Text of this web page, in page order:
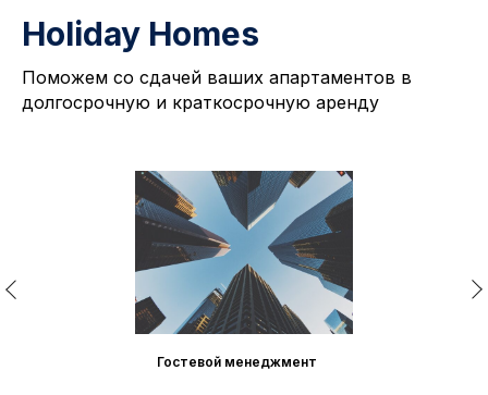
Holiday Homes
Поможем со сдачей ваших апартаментов в
долгосрочную и краткосрочную аренду
Гостевой менеджмент